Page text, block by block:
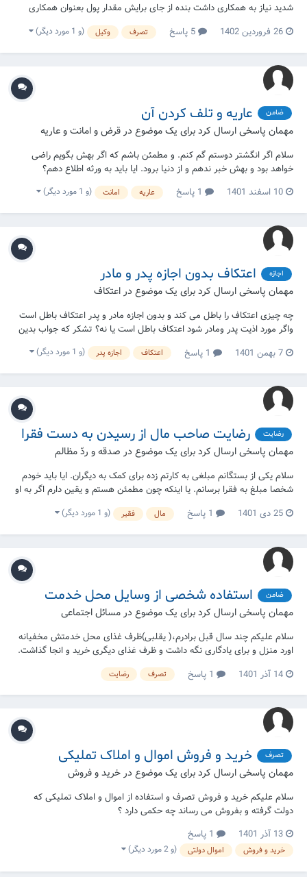
شدید نیاز به همکاری داشت بنده از جای برایش مقدار پول بعنوان همکاری
پیدا کردم البته کسی بریم داد این بنده کارهایش نشد بعد یکی دیگه عروسی
میکد اونم نیاز به همکاری داشت قبل اینکه پول به دستم برسد نفر ا...
26 فروردین 1402 تصرف وکیل (و 1 مورد دیگر)
ضامن عاریه و تلف کردن آن
مهمان پاسخی ارسال کرد برای یک موضوع در قرض و امانت و عاریه
سلام اگر انگشتر دوستم گم کنم. و مطمئن باشم که اگر بهش بگویم راضی
خواهد بود و بهش خبر ندهم و از دنیا برود. ایا باید به ورثه اطلاع دهم؟
10 اسفند 1401
عاریه امانت (و 1 مورد دیگر)
اجازه اعتکاف بدون اجازه پدر و مادر
مهمان پاسخی ارسال کرد برای یک موضوع در اعتکاف
چه چیزی اعتکاف را باطل می کند و بدون اجازه مادر و پدر اعتکاف باطل است
واگر مورد اذیت پدر ومادر شود اعتکاف باطل است یا نه؟ تشکر که جواب بدین
7 بهمن 1401
اعتکاف اجازه پدر (و 1 مورد دیگر)
رضایت رضایت صاحب مال از رسیدن به دست فقرا
مهمان پاسخی ارسال کرد برای یک موضوع در صدقه و ردّ مظالم
سلام یکی از بستگانم مبلغی به کارتم زده برای کمک به دیگران. ایا باید خودم
شخصا مبلغ به فقرا برسانم. یا اینکه چون مطمئن هستم و یقین دارم اگر به او
بگویم راضی خواهد بود ، میشود مبلغ را به کسی دهم که برای فقرا اجناس
بخرد و پخش کند؟ (از کسی پرسیدم و گفت میشود داد و دیگری گفت نمی...
25 دی 1401 مال فقیر (و 1 مورد دیگر)
ضامن استفاده شخصی از وسایل محل خدمت
مهمان پاسخی ارسال کرد برای یک موضوع در مسائل اجتماعی
سلام علیکم چند سال قبل برادرم،( یقلبی‌)ظرف غذای محل خدمتش مخفیانه
اورد منزل و برای یادگاری نگه داشت و ظرف غذای دیگری خرید و انجا گذاشت.
بنده همان ظرف را بعدها به بهانه ای به همان پادگان تحویل دادم. سرباز انجا
نپذیرفت و به خیابان انداخت و بنده هم برای ان که دردسر نشود سریع از ان
محل دو...
14 آذر 1401 تصرف رضایت
تصرف خرید و فروش اموال و املاک تملیکی
مهمان پاسخی ارسال کرد برای یک موضوع در خرید و فروش
سلام علیکم خرید و فروش تصرف و استفاده از اموال و املاک تملیکی که
دولت گرفته و بفروش می رساند چه حکمی دارد ؟
13 آذر 1401
خرید و فروش اموال دولتی (و 2 مورد دیگر)